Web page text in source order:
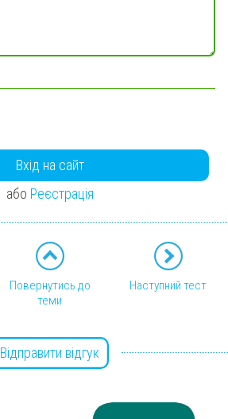
Вхід на сайт
або Реєстрація
Повернутись до
теми
Наступний тест
Відправити відгук